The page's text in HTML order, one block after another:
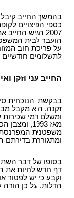
בהמשך החייב קיבל
כספי הפיצויים
2007 הגיש
הועבר לבית
על פריסת חוב
לתשלומים
החייב עני וזקן
בבקשתו הנוכחית
מאז 1993,
משפטנית
ומתגוררת
בסופו של דבר
דף חדש לחיות את
וקבע כי יש לפטור
הדלות, על כן הורה